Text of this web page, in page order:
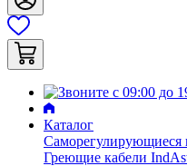
Каталог
Саморегулирующиеся
Греющие кабели